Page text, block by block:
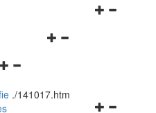
Navigationsmenü
Navigationsmenü
./141017.htm